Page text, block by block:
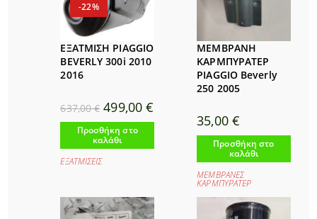
-22%
ΕΞΑΤΜΙΣΗ PIAGGIO
BEVERLY 300i 2010
2016
637,00€ Original
price
was:
637,00 €.
499,00€ τρέχουσα
τιμή
Προσθήκη στο
καλάθι
ΕΞΑΤΜΙΣΕΙΣ
ΜΕΜΒΡΑΝΗ
ΚΑΡΜΠΥΡΑΤΕΡ
PIAGGIO Beverly
250 2005
35,00 €
Προσθήκη στο
καλάθι
ΜΕΜΒΡΑΝΕΣ
ΚΑΡΜΠΥΡΑΤΕΡ